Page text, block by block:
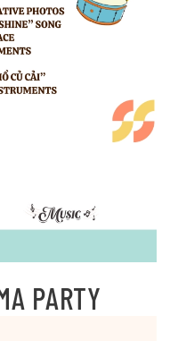
PARTY